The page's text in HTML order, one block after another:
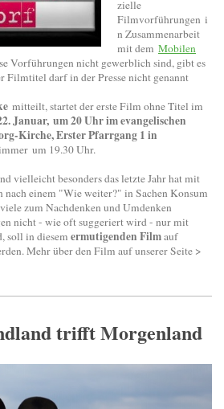
zielle
Filmvorführungen i
n Zusammenarbeit
mit dem Mobilen
Vorführungen nicht gewerblich sind, gibt es
Filmtitel darf in der Presse nicht genannt
mitteilt, startet der erste Film ohne Titel im
Januar, um 20 Uhr im evangelischen
Kirche, Erster Pfarrgang 1 in
um 19.30 Uhr.
vielleicht besonders das letzte Jahr hat mit
nach einem "Wie weiter?" in Sachen Konsum
zum Nachdenken und Umdenken
nicht - wie oft suggeriert wird - nur mit
soll in diesem ermutigenden Filmauf
Mehr über den Film auf unserer Seite >
trifft Morgenland